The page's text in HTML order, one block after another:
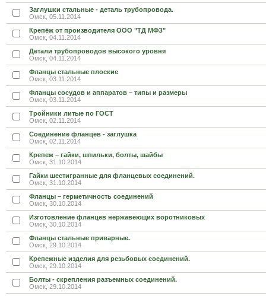
Заглушки стальные - деталь трубопровода.
Омск, 05.11.2014
Крепёж от производителя ООО "ТД МФЗ"
Омск, 04.11.2014
Детали трубопроводов высокого уровня
Омск, 04.11.2014
Фланцы стальные плоские
Омск, 03.11.2014
Фланцы сосудов и аппаратов – типы и размеры
Омск, 03.11.2014
Тройники литые по ГОСТ
Омск, 02.11.2014
Соединение фланцев - заглушка
Омск, 02.11.2014
Крепеж – гайки, шпильки, болты, шайбы
Омск, 31.10.2014
Гайки шестигранные для фланцевых соединений.
Омск, 31.10.2014
Фланцы – герметичность соединений
Омск, 30.10.2014
Изготовление фланцев нержавеющих воротниковых
Омск, 30.10.2014
Фланцы стальные приварные.
Омск, 29.10.2014
Крепежные изделия для резьбовых соединений.
Омск, 29.10.2014
Болты - скрепления разъемных соединений.
Омск, 29.10.2014